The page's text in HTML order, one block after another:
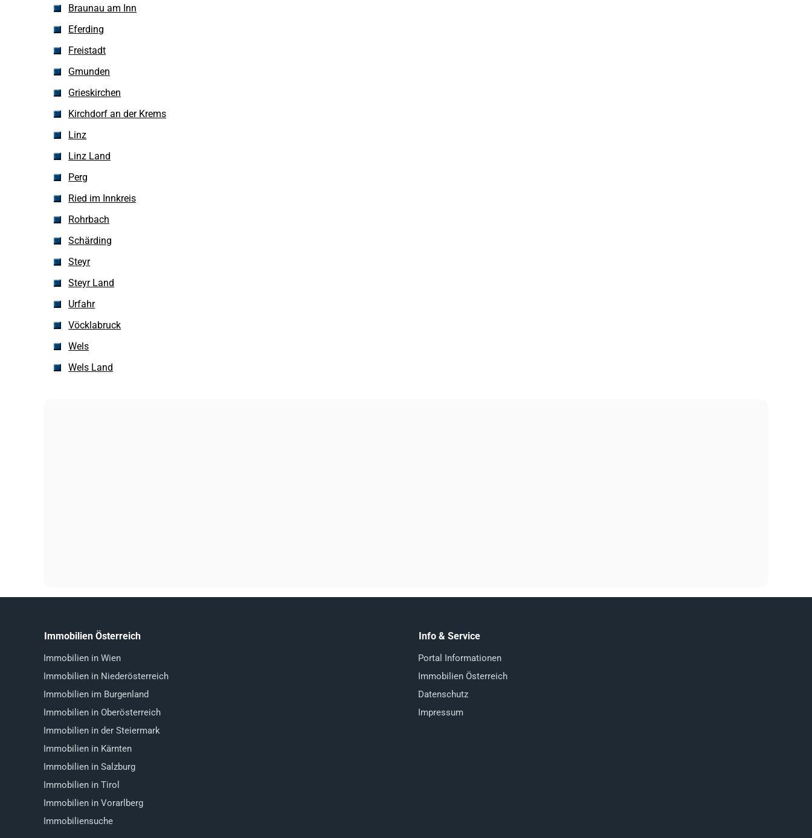
Braunau am Inn
Eferding
Freistadt
Gmunden
Grieskirchen
Kirchdorf an der Krems
Linz
Linz Land
Perg
Ried im Innkreis
Rohrbach
Schärding
Steyr
Steyr Land
Urfahr
Vöcklabruck
Wels
Wels Land
Immobilien Österreich
Immobilien in Wien
Immobilien in Niederösterreich
Immobilien im Burgenland
Immobilien in Oberösterreich
Immobilien in der Steiermark
Immobilien in Kärnten
Immobilien in Salzburg
Immobilien in Tirol
Immobilien in Vorarlberg
Immobiliensuche
Info & Service
Portal Informationen
Immobilien Österreich
Datenschutz
Impressum